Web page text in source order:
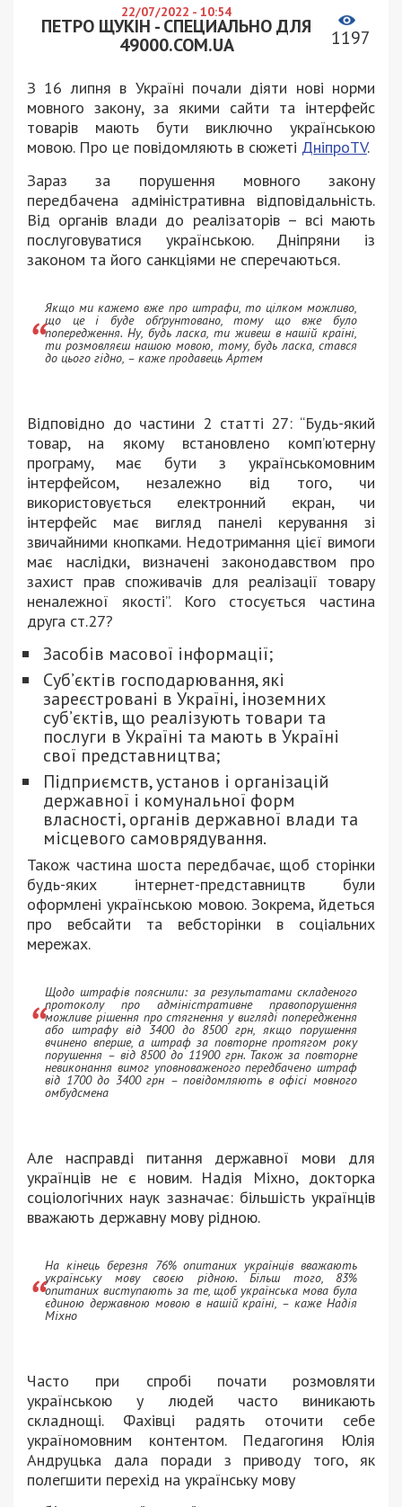
22/07/2022 - 10:54
ПЕТРО ЩУКІН - СПЕЦИАЛЬНО ДЛЯ
49000.COM.UA
1197
З 16 липня в Україні почали діяти нові норми
мовного закону, за якими сайти та інтерфейс
товарів мають бути виключно українською
мовою. Про це повідомляють в сюжеті ДніпроTV.
Зараз за порушення мовного закону
передбачена адміністративна відповідальність.
Від органів влади до реалізаторів – всі мають
послуговуватися українською. Дніпряни із
законом та його санкціями не сперечаються.
Якщо ми кажемо вже про штрафи, то цілком можливо,
що це і буде обґрунтовано, тому що вже було
попередження. Ну, будь ласка, ти живеш в нашій країні,
ти розмовляєш нашою мовою, тому, будь ласка, стався
до цього гідно, – каже продавець Артем
Відповідно до частини 2 статті 27: “Будь-який
товар, на якому встановлено комп’ютерну
програму, має бути з українськомовним
інтерфейсом, незалежно від того, чи
використовується електронний екран, чи
інтерфейс має вигляд панелі керування зі
звичайними кнопками. Недотримання цієї вимоги
має наслідки, визначені законодавством про
захист прав споживачів для реалізації товару
неналежної якості”. Кого стосується частина
друга ст.27?
Засобів масової інформації;
Суб’єктів господарювання, які
зареєстровані в Україні, іноземних
суб’єктів, що реалізують товари та
послуги в Україні та мають в Україні
свої представництва;
Підприємств, установ і організацій
державної і комунальної форм
власності, органів державної влади та
місцевого самоврядування.
Також частина шоста передбачає, щоб сторінки
будь-яких інтернет-представництв були
оформлені українською мовою. Зокрема, йдеться
про вебсайти та вебсторінки в соціальних
мережах.
Щодо штрафів пояснили: за результатами складеного
протоколу про адміністративне правопорушення
можливе рішення про стягнення у вигляді попередження
або штрафу від 3400 до 8500 грн, якщо порушення
вчинено вперше, а штраф за повторне протягом року
порушення – від 8500 до 11900 грн. Також за повторне
невиконання вимог уповноваженого передбачено штраф
від 1700 до 3400 грн – повідомляють в офісі мовного
омбудсмена
Але насправді питання державної мови для
українців не є новим. Надія Міхно, докторка
соціологічних наук зазначає: більшість українців
вважають державну мову рідною.
На кінець березня 76% опитаних українців вважають
українську мову своєю рідною. Більш того, 83%
опитаних виступають за те, щоб українська мова була
єдиною державною мовою в нашій країні, – каже Надія
Міхно
Часто при спробі почати розмовляти
українською у людей часто виникають
складнощі. Фахівці радять оточити себе
україномовним контентом. Педагогиня Юлія
Андруцька дала поради з приводу того, як
полегшити перехід на українську мову